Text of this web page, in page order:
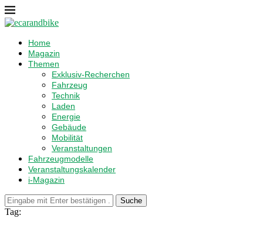
Home
Magazin
Themen
Exklusiv-Recherchen
Fahrzeug
Technik
Laden
Energie
Gebäude
Mobilität
Veranstaltungen
Fahrzeugmodelle
Veranstaltungskalender
i-Magazin
Suche
Tag: